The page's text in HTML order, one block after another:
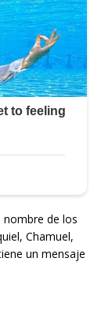
nombre de los
Chamuel,
un mensaje